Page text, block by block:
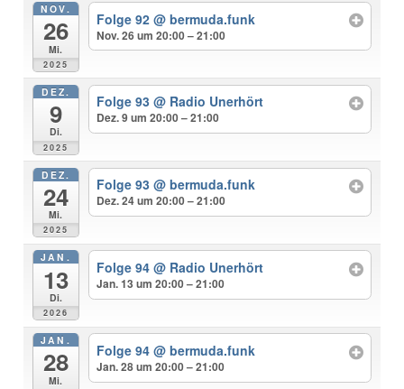
NOV.
26
Mi.
2025
Folge 92 @ bermuda.funk
Nov. 26 um 20:00 – 21:00
DEZ.
9
Di.
2025
Folge 93 @ Radio Unerhört
Dez. 9 um 20:00 – 21:00
DEZ.
24
Mi.
2025
Folge 93 @ bermuda.funk
Dez. 24 um 20:00 – 21:00
JAN.
13
Di.
2026
Folge 94 @ Radio Unerhört
Jan. 13 um 20:00 – 21:00
JAN.
28
Mi.
Folge 94 @ bermuda.funk
Jan. 28 um 20:00 – 21:00